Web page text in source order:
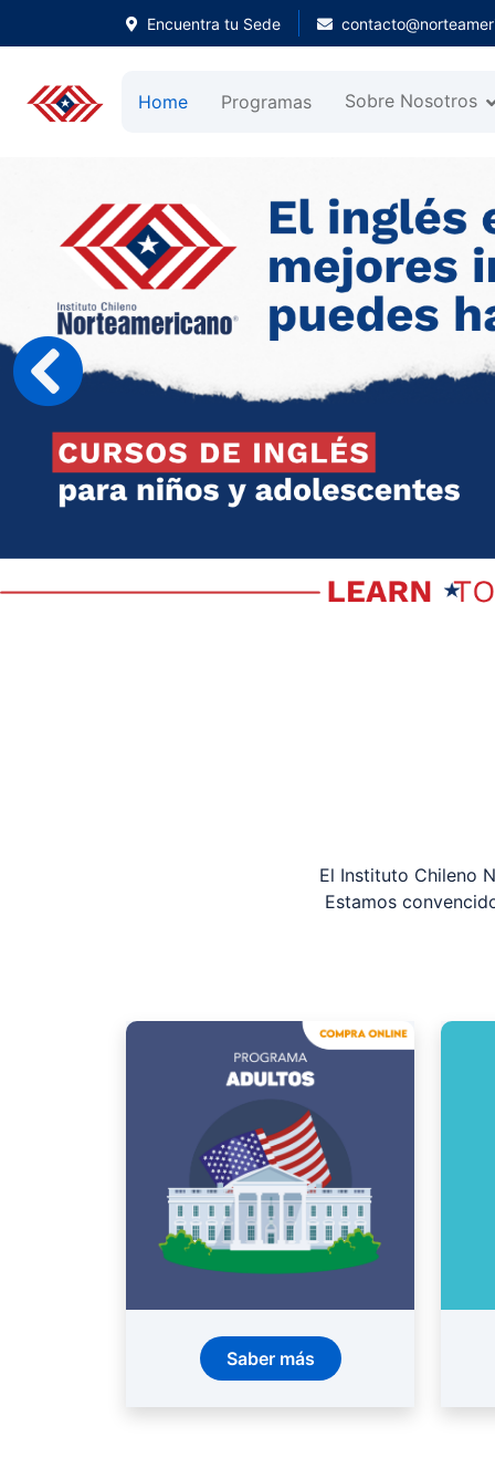
Encuentra tu Sede
Home Programas Sobre Nosotros
El Instituto Chileno
Estamos
Saber más